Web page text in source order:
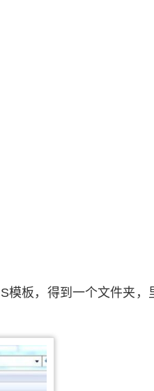
模板，得到一个文件夹，